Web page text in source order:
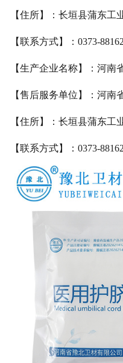
【住所】：长垣县蒲东工
【联系方式】： 0373-
【生产企业名称】：河南
【售后服务单位】：河南
【住所】：长垣县蒲东工
【联系方式】： 0373-